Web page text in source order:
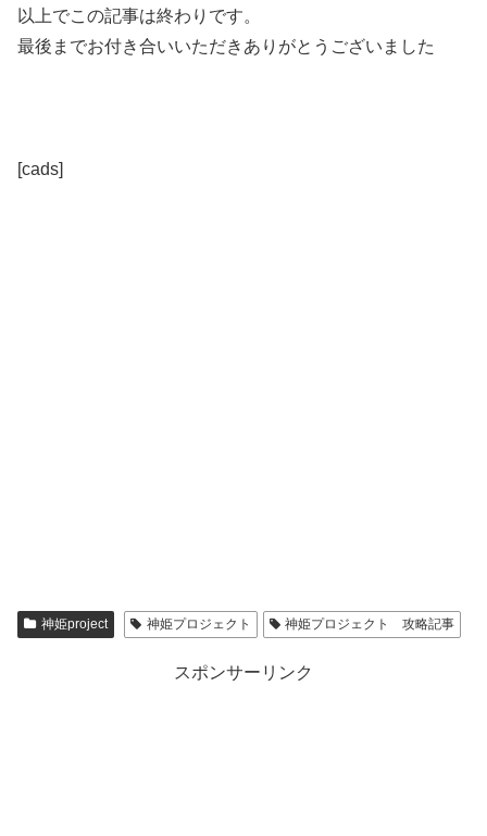
以上でこの記事は終わりです。
最後までお付き合いいただきありがとうございました
[cads]
神姫project 神姫プロジェクト 神姫プロジェクト 攻略記事
スポンサーリンク